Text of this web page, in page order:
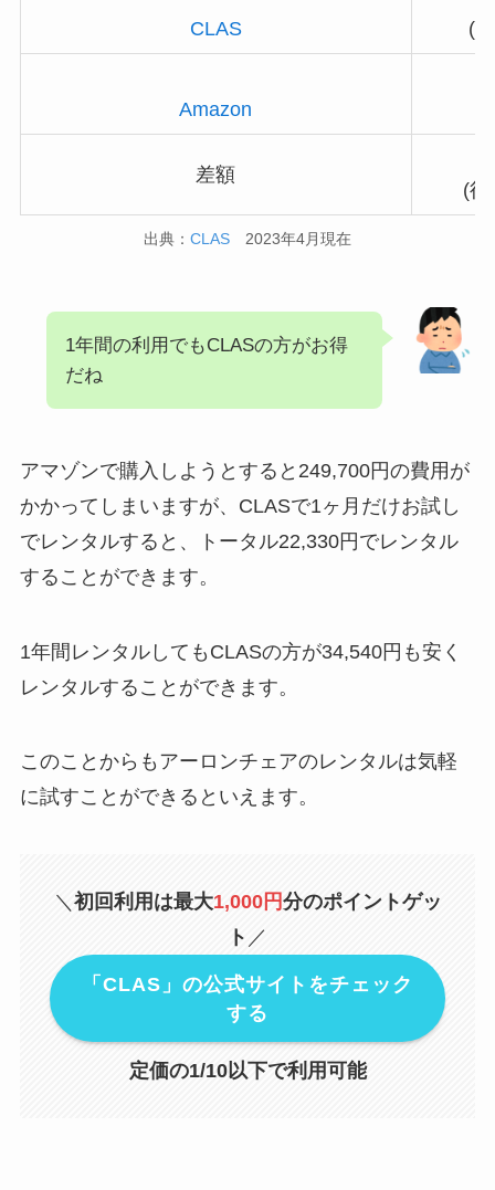
CLAS (
Amazon
差額
(往
出典： CLAS 2023年4月現在
1年間の利用でもCLASの方がお得
だね
アマゾンで購入しようとすると249,700円の費用が
かかってしまいますが、CLASで1ヶ月だけお試し
でレンタルすると、トータル22,330円でレンタル
することができます。
1年間レンタルしてもCLASの方が34,540円も安く
レンタルすることができます。
このことからもアーロンチェアのレンタルは気軽
に試すことができるといえます。
＼ 初回利用は最大1,000円分のポイントゲッ
ト ／
「CLAS」の公式サイトをチェック
する
定価の1/10以下で利用可能